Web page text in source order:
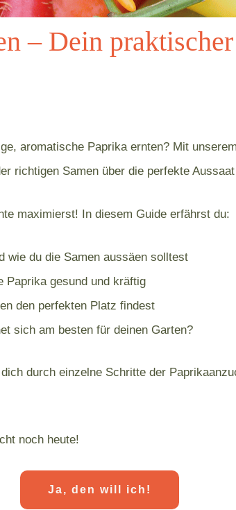
– Dein
aromatische Paprika ernten? Mit unserem
richtigen Samen über die perfekte
maximierst! In diesem Guide erfährst du:
wie du die Samen aussäen solltest
Paprika gesund und kräftig
den perfekten Platz findest
sich am besten für deinen Garten?
durch einzelne Schritte der
noch heute!
Ja, den will ich!